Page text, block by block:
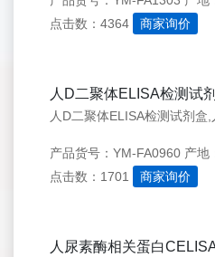
点击数：4364
商家询价
人D二聚体ELISA检测试
产品货号：YM-FA0960 产地
点击数：1701
商家询价
人尿素酶相关蛋白